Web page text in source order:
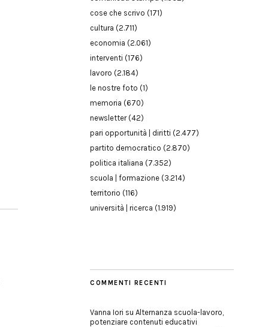
cose che scrivo (171)
cultura (2.711)
economia (2.061)
interventi (176)
lavoro (2.184)
le nostre foto (1)
memoria (670)
newsletter(42)
pari opportunità | diritti (2.477)
partito democratico (2.870)
politica italiana (7.352)
scuola | formazione (3.214)
territorio (116)
università | ricerca (1.919)
COMMENTI RECENTI
Vanna Iori su Alternanza scuola-lavoro,
potenziare contenuti educativi